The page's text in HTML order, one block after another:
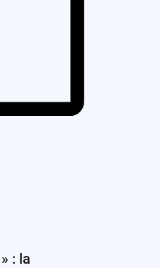
: la